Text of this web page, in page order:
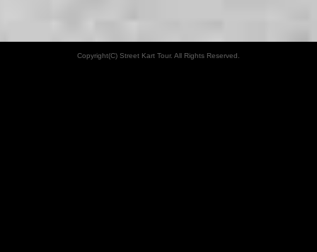
Copyright(C) Street Kart Tour. All Rights Reserved.